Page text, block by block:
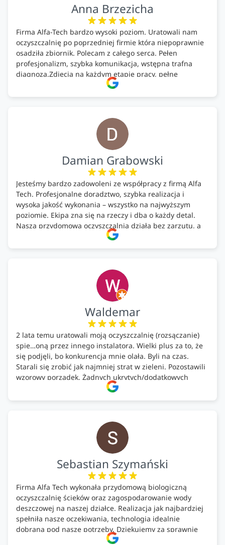
Anna Brzezicha
Firma Alfa-Tech bardzo wysoki poziom. Uratowali nam
oczyszczalnię po poprzedniej firmie która niepoprawnie
osadziła zbiornik. Polecam z całego serca. Pełen
profesjonalizm, szybka komunikacja, wstępna trafna
diagnoza.Zdjęcia na każdym etapie pracy, pełne
doradztwo.Dobrze wyszkoleni i znający się na rzeczy.
Podsumowując ekipa na wysokim poziomie, rzetelna.
Damian Grabowski
Jesteśmy bardzo zadowoleni ze współpracy z firmą Alfa
Tech. Profesjonalne doradztwo, szybka realizacja i
wysoka jakość wykonania – wszystko na najwyższym
poziomie. Ekipa zna się na rzeczy i dba o każdy detal.
Nasza przydomowa oczyszczalnia działa bez zarzutu, a
całość została wykonana zgodnie z terminem i
ustaleniami. Z czystym sumieniem polecamy Alfa Tech
ekologicznych rozwiązań!🍀
Waldemar
2 lata temu uratowali moją oczyszczalnię (rozsączanie)
spie…oną przez innego instalatora. Wielki plus za to, że
się podjęli, bo konkurencja mnie olała. Byli na czas.
Starali się zrobić jak najmniej strat w zieleni. Pozostawili
wzorowy porządek. Żadnych ukrytych/dodatkowych
kosztów. Zaskoczenie. Kontakt bardzo OK. Obsługa
pomontażowa również OK. A ich środki do oczyszczalni –
Sebastian Szymański
Firma Alfa Tech wykonała przydomową biologiczną
oczyszczalnię ścieków oraz zagospodarowanie wody
deszczowej na naszej działce. Realizacja jak najbardziej
spełniła nasze oczekiwania, technologia idealnie
dobrana pod nasze potrzeby. Dziękujemy za sprawnie
wykonany montaż w świetnej atmosferze! Polecam!